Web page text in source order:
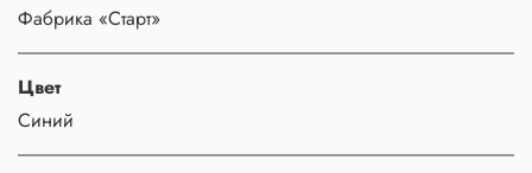
Фабрика «Старт»
Цвет
Синий